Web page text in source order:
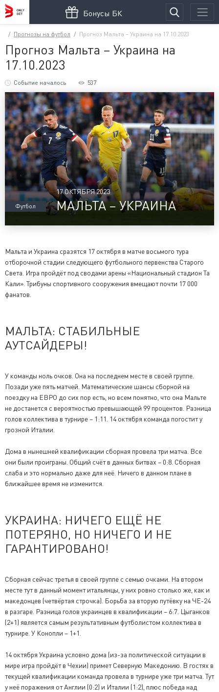
Бонусы БК
Прогнозы на футбол Прогноз Мальта – Украина на 17.10.2023
Прогноз Мальта – Украина на
17.10.2023
Событие началось 537
Футбол
17 ОКТЯБРЯ 2023
МАЛЬТА – УКРАИНА
Мальта и Украина сразятся 17 октября в матче восьмого тура
отборочной стадии следующего футбольного первенства Старого
Света. Игра пройдёт под сводами арены «Национальный стадион Та
Кали». Трибуны спортивного сооружения вмещают почти 17 000
фанатов.
МАЛЬТА: СТАБИЛЬНЫЕ
АУТСАЙДЕРЫ!
У команды ноль очков. Она на последнем месте в своей группе.
Позади уже пять матчей. Математические шансы сборной на
поездку на ЕВРО до сих пор есть, но всем понятно, что она Мальте
не достанется с вероятностью превышающей 99 процентов. Разница
голов коллектива в турнире – 1:11. 14 октября команда погостит у
грозной Италии.
Дома в нынешней квалификации сборная провела три матча. Все
они были проиграны. Общий счёт в данных битвах – 0:8. Сборная
слаба и это нормально даже для неё. Ничего в данном плане в
ближайшее время не изменится.
УКРАИНА: НИЧЕГО ЕЩЁ НЕ
ПОТЕРЯНО, НО НИЧЕГО И НЕ
ГАРАНТИРОВАНО!
Сборная сейчас третья в своей группе с семью очками. На втором
месте тут в данный момент итальянцы, у них ровно столько же, как и
македонцев (четвёртая строчка). Борьба за вторую путёвку на ЧЕ-24
в разгаре. Разница голов украинцев в квалификации – 6:7. Цыганков
(2+1) является самым результативным футболистом коллектива в
турнире. У Конопли – 1+1.
14 октября Украина условно дома (из-за политической ситуации в
мире игра пройдёт в Чехии) примет Северную Македонию. В гостях в
текущей квалификации команда провела в турнире уже три матча. Тут
у неё поражения от Англии (0:2) и Италии (1:2), плюс победа над